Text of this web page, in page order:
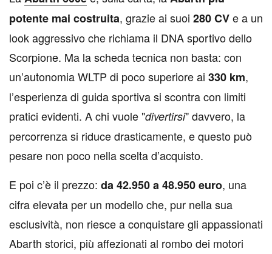
potente mai costruita, grazie ai suoi 280 CVe a un
look aggressivo che richiama il DNA sportivo dello
Scorpione. Ma la scheda tecnica non basta: con
un’autonomia WLTP di poco superiore ai 330 km,
l’esperienza di guida sportiva si scontra con limiti
pratici evidenti. A chi vuole "divertirsi" davvero, la
percorrenza si riduce drasticamente, e questo può
pesare non poco nella scelta d’acquisto.
E poi c’è il prezzo: da 42.950 a 48.950 euro, una
cifra elevata per un modello che, pur nella sua
esclusività, non riesce a conquistare gli appassionati
Abarth storici, più affezionati al rombo dei motori